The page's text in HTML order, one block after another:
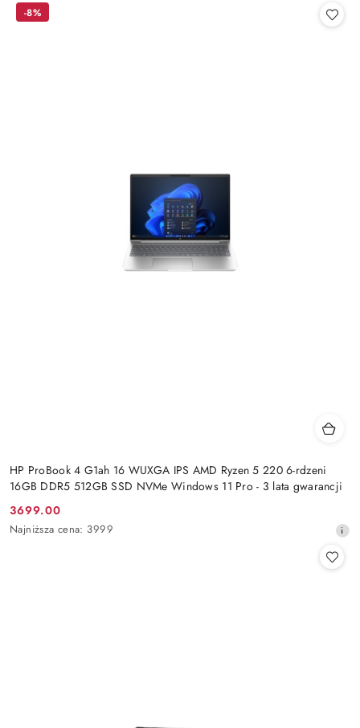
HP ProBook 4 G1ah 16 WUXGA IPS AMD Ryzen 5 220 6-rdzeni
16GB DDR5 512GB SSD NVMe Windows 11 Pro - 3 lata gwarancji
Cena
promocyjna:
3699.00
Najniższa
Najniższa cena: 3999
-8%